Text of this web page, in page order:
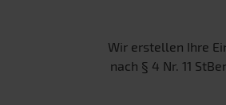
Wir erstellen Ihre
nach § 4 Nr. 11